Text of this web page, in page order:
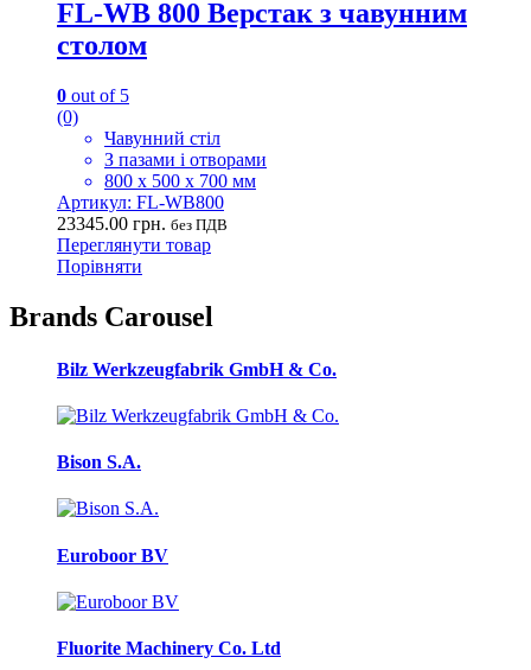
FL-WB 800 Верстак з чавунним
столом
0 out of 5
(0)
Чавунний стіл
З пазами і отворами
800 х 500 х 700 мм
Артикул: FL-WB800
23345.00 грн. без ПДВ
Переглянути товар
Порівняти
Brands Carousel
Bilz Werkzeugfabrik GmbH & Co.
Bison S.A.
Euroboor BV
Fluorite Machinery Co. Ltd